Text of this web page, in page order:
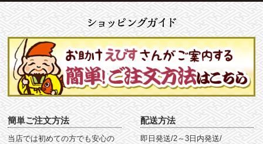
簡単ご注文方法
当店では初めての方でも安心の
配送方法
即日発送/2～3日内発送/